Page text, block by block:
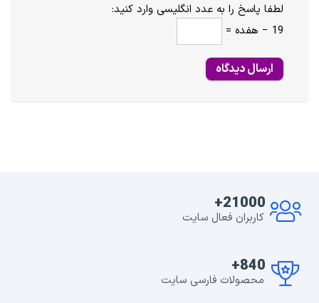
لطفا پاسخ را به عدد انگلیسی وارد کنید:
19 − هفده =
21000+
کاربران فعال سایت
840+
محصولات فارسی سایت